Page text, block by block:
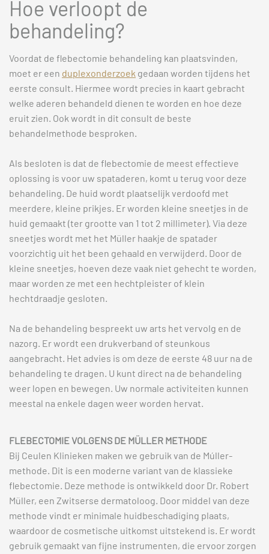
Hoe verloopt de
behandeling?
Voordat de flebectomie behandeling kan plaatsvinden,
moet er een duplexonderzoek gedaan worden tijdens het
eerste consult. Hiermee wordt precies in kaart gebracht
welke aderen behandeld dienen te worden en hoe deze
eruit zien. Ook wordt in dit consult de beste
behandelmethode besproken.
Als besloten is dat de flebectomie de meest effectieve
oplossing is voor uw spataderen, komt u terug voor deze
behandeling. De huid wordt plaatselijk verdoofd met
meerdere, kleine prikjes. Er worden kleine sneetjes in de
huid gemaakt (ter grootte van 1 tot 2 millimeter). Via deze
sneetjes wordt met het Müller haakje de spatader
voorzichtig uit het been gehaald en verwijderd. Door de
kleine sneetjes, hoeven deze vaak niet gehecht te worden,
maar worden ze met een hechtpleister of klein
hechtdraadje gesloten.
Na de behandeling bespreekt uw arts het vervolg en de
nazorg. Er wordt een drukverband of steunkous
aangebracht. Het advies is om deze de eerste 48 uur na de
behandeling te dragen. U kunt direct na de behandeling
weer lopen en bewegen. Uw normale activiteiten kunnen
meestal na enkele dagen weer worden hervat.
FLEBECTOMIE VOLGENS DE MÜLLER METHODE
Bij Ceulen Klinieken maken we gebruik van de Múller-
methode. Dit is een moderne variant van de klassieke
flebectomie. Deze methode is ontwikkeld door Dr. Robert
Müller, een Zwitserse dermatoloog. Door middel van deze
methode vindt er minimale huidbeschadiging plaats,
waardoor de cosmetische uitkomst uitstekend is. Er wordt
gebruik gemaakt van fijne instrumenten, die ervoor zorgen